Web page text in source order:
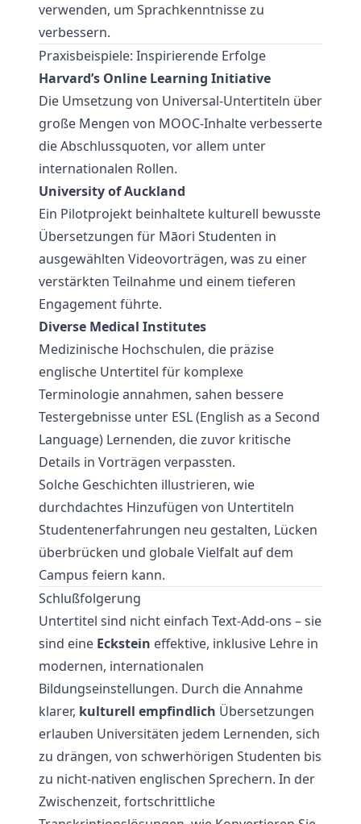
verwenden, um Sprachkenntnisse zu
verbessern.
Praxisbeispiele: Inspirierende Erfolge
Harvard’s Online Learning Initiative
Die Umsetzung von Universal-Untertiteln über
große Mengen von MOOC-Inhalte verbesserte
die Abschlussquoten, vor allem unter
internationalen Rollen.
University of Auckland
Ein Pilotprojekt beinhaltete kulturell bewusste
Übersetzungen für Māori Studenten in
ausgewählten Videovorträgen, was zu einer
verstärkten Teilnahme und einem tieferen
Engagement führte.
Diverse Medical Institutes
Medizinische Hochschulen, die präzise
englische Untertitel für komplexe
Terminologie annahmen, sahen bessere
Testergebnisse unter ESL (English as a Second
Language) Lernenden, die zuvor kritische
Details in Vorträgen verpassten.
Solche Geschichten illustrieren, wie
durchdachtes Hinzufügen von Untertiteln
Studentenerfahrungen neu gestalten, Lücken
überbrücken und globale Vielfalt auf dem
Campus feiern kann.
Schlußfolgerung
Untertitel sind nicht einfach Text-Add-ons – sie
sind eine Eckstein effektive, inklusive Lehre in
modernen, internationalen
Bildungseinstellungen. Durch die Annahme
klarer, kulturell empfindlich Übersetzungen
erlauben Universitäten jedem Lernenden, sich
zu drängen, von schwerhörigen Studenten bis
zu nicht-nativen englischen Sprechern. In der
Zwischenzeit, fortschrittliche